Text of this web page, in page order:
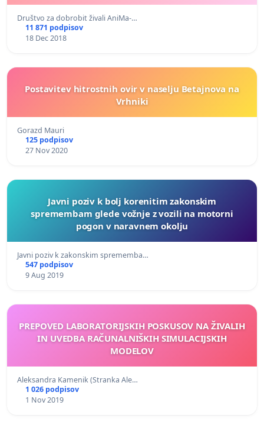
Društvo za dobrobit živali AniMa-…
11 871 podpisov
18 Dec 2018
Postavitev hitrostnih ovir v naselju Betajnova na
Vrhniki
Gorazd Mauri
125 podpisov
27 Nov 2020
Javni poziv k bolj korenitim zakonskim
spremembam glede vožnje z vozili na motorni
pogon v naravnem okolju
Javni poziv k zakonskim sprememba…
547 podpisov
9 Aug 2019
PREPOVED LABORATORIJSKIH POSKUSOV NA ŽIVALIH
IN UVEDBA RAČUNALNIŠKIH SIMULACIJSKIH
MODELOV
Aleksandra Kamenik (Stranka Ale…
1 026 podpisov
1 Nov 2019